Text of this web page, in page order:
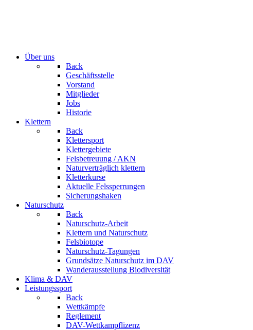
Über uns
Back
Geschäftsstelle
Vorstand
Mitglieder
Jobs
Historie
Klettern
Back
Klettersport
Klettergebiete
Felsbetreuung / AKN
Naturverträglich klettern
Kletterkurse
Aktuelle Felssperrungen
Sicherungshaken
Naturschutz
Back
Naturschutz-Arbeit
Klettern und Naturschutz
Felsbiotope
Naturschutz-Tagungen
Grundsätze Naturschutz im DAV
Wanderausstellung Biodiversität
Klima & DAV
Leistungssport
Back
Wettkämpfe
Reglement
DAV-Wettkampflizenz